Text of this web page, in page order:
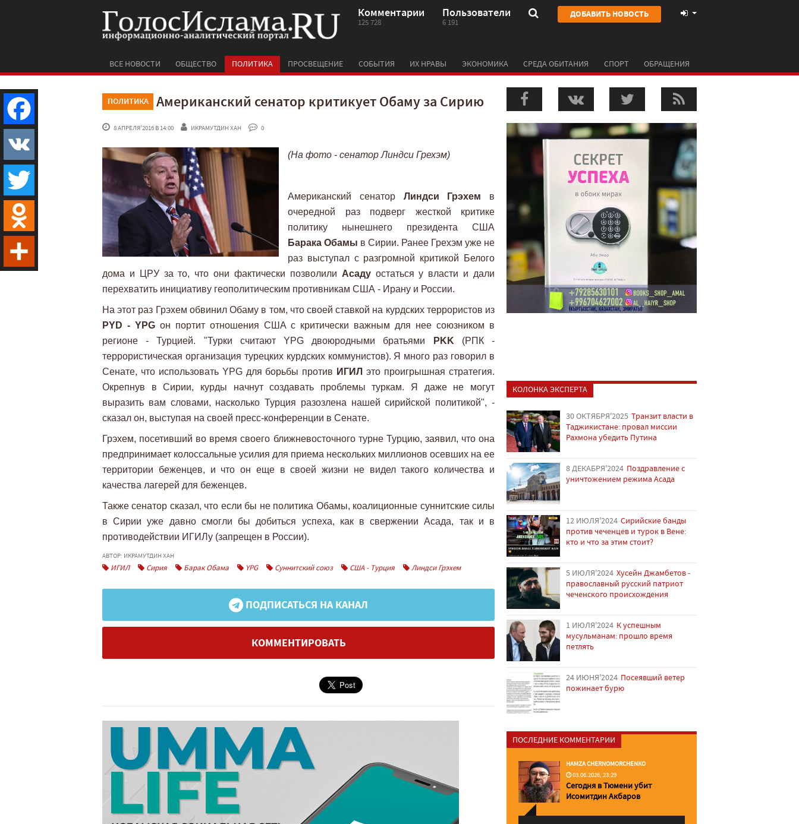
Комментарии
125 728
Пользователи
6 191
ДОБАВИТЬ НОВОСТЬ
ВСЕ НОВОСТИ ОБЩЕСТВО ПОЛИТИКА ПРОСВЕЩЕНИЕ СОБЫТИЯ ИХ НРАВЫ ЭКОНОМИКА СРЕДА ОБИТАНИЯ СПОРТ ОБРАЩЕНИЯ
ПОЛИТИКА Американский сенатор критикует Обаму за Сирию
8 АПРЕЛЯ'2016 В 14:00 ИКРАМУТДИН ХАН 0
(На фото - сенатор Линдси Грехэм)
Американский сенатор Линдси Грэхем в
очередной раз подверг жесткой критике
политику нынешнего президента США
Барака Обамы в Сирии. Ранее Грехэм уже не
раз выступал с разгромной критикой Белого
дома и ЦРУ за то, что они фактически позволили Асадуостаться у власти и дали
перехватить инициативу геополитическим противникам США - Ирану и России.
На этот раз Грэхем обвинил Обаму в том, что своей ставкой на курдских террористов из
PYD - YPGон портит отношения США с критически важным для нее союзником в
регионе - Турцией. "Турки считают YPG двоюродными братьями
PKK (РПК -
террористическая организация турецких курдских коммунистов). Я много раз говорил в
Сенате, что использовать YPG для борьбы против ИГИЛ это проигрышная стратегия.
Окрепнув в Сирии, курды начнут создавать проблемы туркам. Я даже не могут
выразить вам словами, насколько Турция разозлена нашей сирийской политикой", -
сказал он, выступая на своей пресс-конференции в Сенате.
Грэхем, посетивший во время своего ближневосточного турне Турцию, заявил, что она
предпринимает колоссальные усилия для приема нескольких миллионов осевших на ее
территории беженцев, и что он еще в своей жизни не видел такого количества и
качества лагерей для беженцев.
Также сенатор сказал, что если бы не политика Обамы, коалиционные суннитские силы
в Сирии уже давно смогли бы добиться успеха, как в свержении Асада, так и в
противодействии ИГИЛу (запрещен в России).
АВТОР: ИКРАМУТДИН ХАН
ИГИЛ Сирия Барак Обама YPG Суннитский союз США - Турция Линдси Грэхем
ПОДПИСАТЬСЯ НА КАНАЛ
КОММЕНТИРОВАТЬ
КОЛОНКА ЭКСПЕРТА
30 ОКТЯБРЯ'2025 Транзит власти в
Таджикистане: провал миссии
Рахмона убедить Путина
8 ДЕКАБРЯ'2024 Поздравление с
уничтожением режима Асада
12 ИЮЛЯ'2024 Сирийские банды
против чеченцев и турок в Вене:
кто и что за этим стоит?
5 ИЮЛЯ'2024 Хусейн Джамбетов -
православный русский патриот
чеченского происхождения
1 ИЮЛЯ'2024 К успешным
мусульманам: прошло время
петлять
24 ИЮНЯ'2024 Посеявший ветер
пожинает бурю
ПОСЛЕДНИЕ КОММЕНТАРИИ
HAMZA CHERNOMORCHENKO
03.06.2026, 23:29
Сегодня в Тюмени убит
Исомитдин Акбаров
Facebook
VK
Twitter
Odnoklassniki